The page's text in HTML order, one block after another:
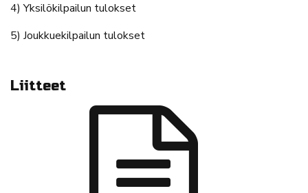
4) Yksilökilpailun tulokset
5) Joukkuekilpailun tulokset
Liitteet